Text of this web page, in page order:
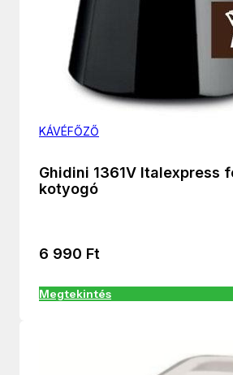
KÁVÉFŐZŐ
Ghidini 1361V Italexpress
kotyogó
6 990 Ft
Megtekintés